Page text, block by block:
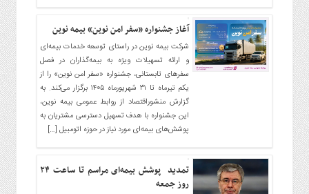
آغاز جشنواره «سفر امن نوین» بیمه نوین
شرکت بیمه نوین در راستای توسعه خدمات بیمه‌ای
و ارائه تسهیلات ویژه به بیمه‌گذاران در فصل
سفرهای تابستانی، جشنواره «سفر امن نوین» را از
یکم تیرماه تا ۳۱ شهریورماه ۱۴۰۵ برگزار می‌کند. به
گزارش منشوراقتصاد از روابط عمومی بیمه نوین،
این جشنواره با هدف تسهیل دسترسی مشتریان به
پوشش‌های بیمه‌ای مورد نیاز در حوزه اتومبیل […]
تمدید پوشش بیمه‌ای مراسم تا ساعت ۲۴
روز جمعه